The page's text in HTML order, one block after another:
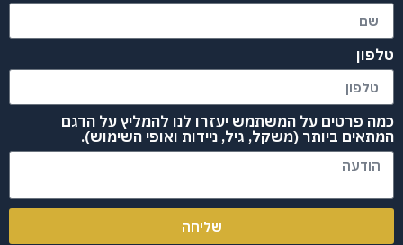
פרטים על המשתמש יעזרו לנו להמליץ על הדגם
ביותר (משקל, גיל, ניידות ואופי השימוש).
שליחה